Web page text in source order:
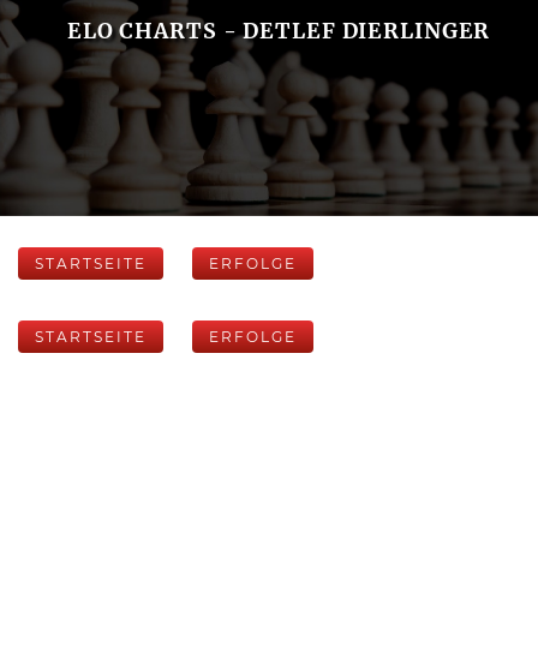
ELO CHARTS - DETLEF DIERLINGER
STARTSEITE ERFOLGE
STARTSEITE ERFOLGE